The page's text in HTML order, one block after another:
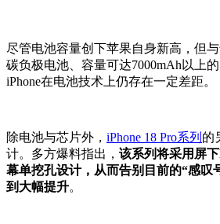
尽管电池容量创下苹果自身新高，但
碳负极电池、容量可达7000mAh以上
iPhone在电池技术上仍存在一定差距。
除电池与芯片外， iPhone 18 Pro系列 的
计。多方爆料指出， 该系列将采用屏
幕单挖孔设计，从而告别目前的“感叹
到大幅提升。